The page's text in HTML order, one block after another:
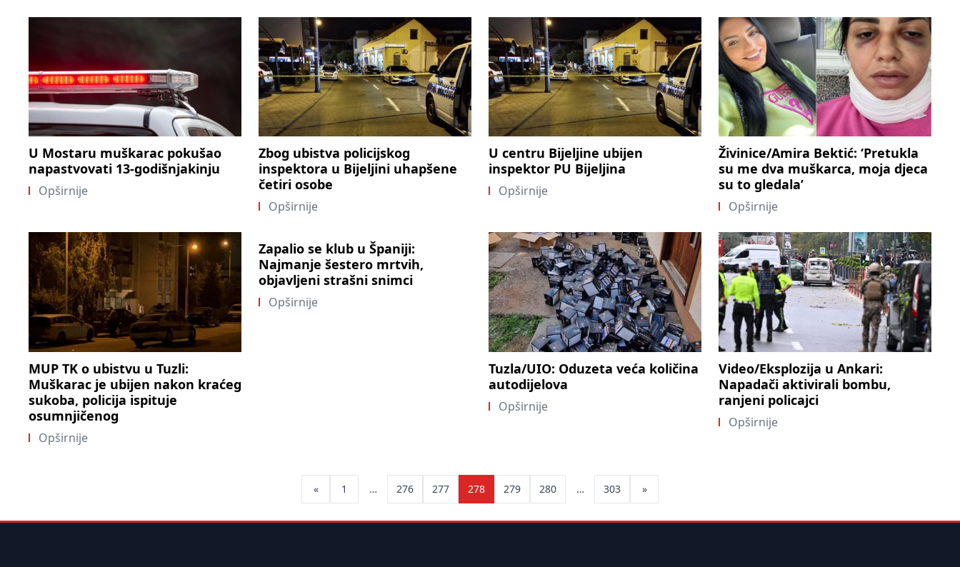
U Mostaru muškarac pokušao
napastvovati 13-godišnjakinju
Opširnije
Zbog ubistva policijskog
inspektora u Bijeljini uhapšene
četiri osobe
Opširnije
U centru Bijeljine ubijen
inspektor PU Bijeljina
Opširnije
Živinice/Amira Bektić: ‘Pretukla
su me dva muškarca, moja djeca
su to gledala’
Opširnije
MUP TK o ubistvu u Tuzli:
Muškarac je ubijen nakon kraćeg
sukoba, policija ispituje
osumnjičenog
Opširnije
Zapalio se klub u Španiji:
Najmanje šestero mrtvih,
objavljeni strašni snimci
Opširnije
Tuzla/UIO: Oduzeta veća količina
autodijelova
Opširnije
Video/Eksplozija u Ankari:
Napadači aktivirali bombu,
ranjeni policajci
Opširnije
pagination
« 1 … 276 277 278 279 280 … 303 »